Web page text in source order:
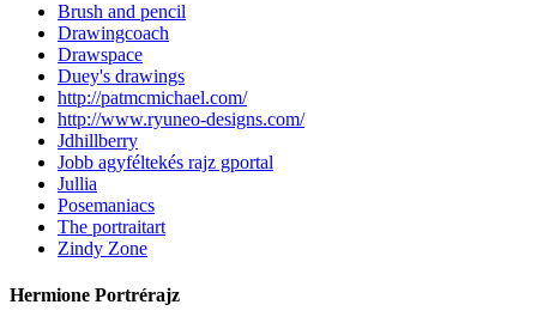
Brush and pencil
Drawingcoach
Drawspace
Duey's drawings
http://patmcmichael.com/
http://www.ryuneo-designs.com/
Jdhillberry
Jobb agyféltekés rajz gportal
Jullia
Posemaniacs
The portraitart
Zindy Zone
Hermione Portrérajz